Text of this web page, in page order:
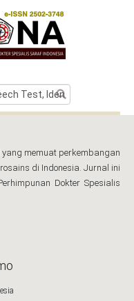
memuat perkembangan
di Indonesia. Jurnal ini
Dokter Spesialis